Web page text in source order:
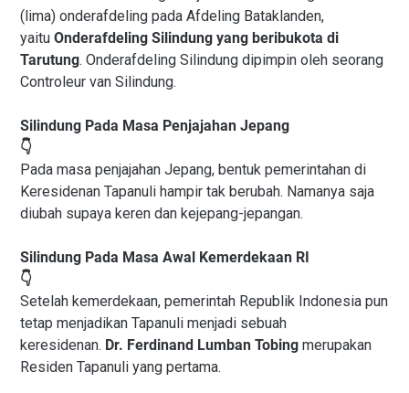
(lima) onderafdeling pada Afdeling Bataklanden,
yaitu Onderafdeling Silindung yang beribukota di
Tarutung. Onderafdeling Silindung dipimpin oleh seorang
Controleur van Silindung.
Silindung Pada Masa Penjajahan Jepang
👇
Pada masa penjajahan Jepang, bentuk pemerintahan di
Keresidenan Tapanuli hampir tak berubah. Namanya saja
diubah supaya keren dan kejepang-jepangan.
Silindung Pada Masa Awal Kemerdekaan RI
👇
Setelah kemerdekaan, pemerintah Republik Indonesia pun
tetap menjadikan Tapanuli menjadi sebuah
keresidenan. Dr. Ferdinand Lumban Tobing merupakan
Residen Tapanuli yang pertama.